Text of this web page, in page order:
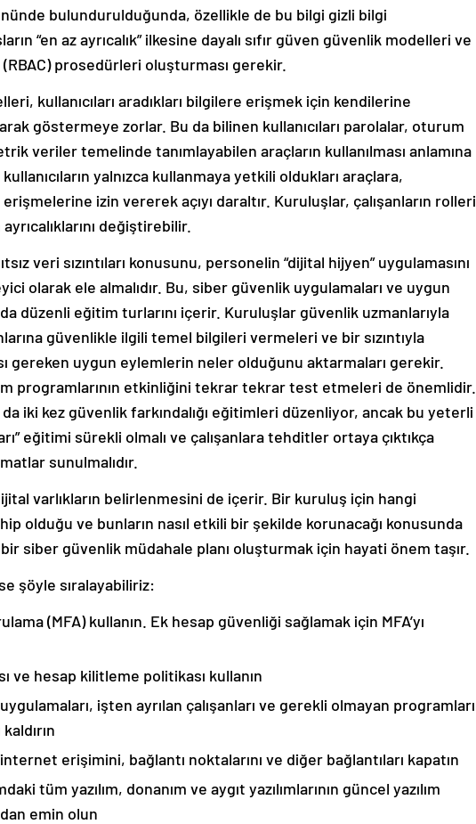
bulundurulduğunda, özellikle de bu bilgi gizli bilgi
“en az ayrıcalık” ilkesine dayalı sıfır güven güvenlik modelleri ve
prosedürleri oluşturması gerekir.
kullanıcıları aradıkları bilgilere erişmek için kendilerine
göstermeye zorlar. Bu da bilinen kullanıcıları parolalar, oturum
veriler temelinde tanımlayabilen araçların kullanılması anlamına
yalnızca kullanmaya yetkili oldukları araçlara,
izin vererek açıyı daraltır. Kuruluşlar, çalışanların rolleri
değiştirebilir.
veri sızıntıları konusunu, personelin “dijital hijyen” uygulamasını
olarak ele almalıdır. Bu, siber güvenlik uygulamaları ve uygun
düzenli eğitim turlarını içerir. Kuruluşlar güvenlik uzmanlarıyla
güvenlikle ilgili temel bilgileri vermeleri ve bir sızıntıyla
gereken uygun eylemlerin neler olduğunu aktarmaları gerekir.
programlarının etkinliğini tekrar tekrar test etmeleri de önemlidir.
iki kez güvenlik farkındalığı eğitimleri düzenliyor, ancak bu yeterli
eğitimi sürekli olmalı ve çalışanlara tehditler ortaya çıktıkça
sunulmalıdır.
varlıkların belirlenmesini de içerir. Bir kuruluş için hangi
olduğu ve bunların nasıl etkili bir şekilde korunacağı konusunda
bir siber güvenlik müdahale planı oluşturmak için hayati önem taşır.
şöyle sıralayabiliriz:
(MFA) kullanın. Ek hesap güvenliği sağlamak için MFA’yı
ve hesap kilitleme politikası kullanın
işten ayrılan çalışanları ve gerekli olmayan programları
erişimini, bağlantı noktalarını ve diğer bağlantıları kapatın
tüm yazılım, donanım ve aygıt yazılımlarının güncel yazılım
emin olun